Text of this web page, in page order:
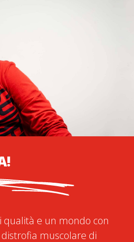
qualità e un mondo con
muscolare di